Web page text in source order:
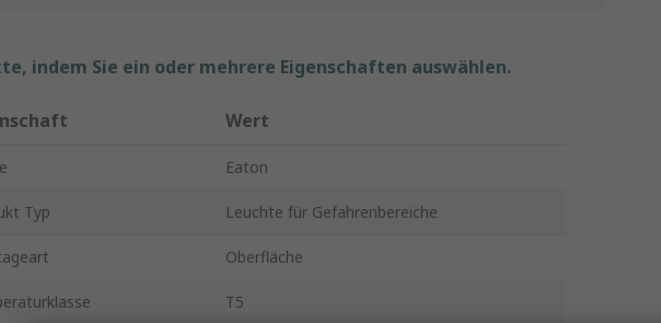
indem Sie ein oder mehrere Eigenschaften auswählen.
Wert
Eaton
Typ Leuchte für Gefahrenbereiche
Oberfläche
T5